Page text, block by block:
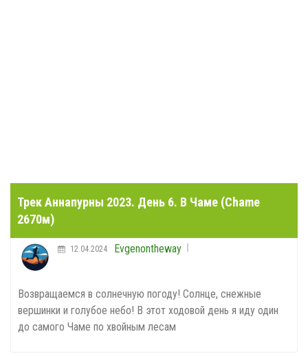
Трек Аннапурны 2023. День 6. В Чаме (Chame
2670м)
Evgenontheway
12.04.2024
Возвращаемся в солнечную погоду! Солнце, снежные
вершинки и голубое небо! В этот ходовой день я иду один
до самого Чаме по хвойным лесам